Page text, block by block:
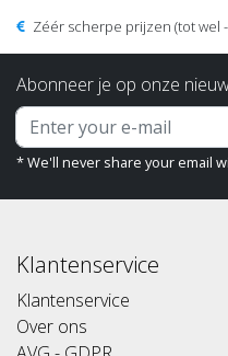
Zéér scherpe prijzen (tot wel
Abonneer je op onze
* We'll never share your email
Klantenservice
Klantenservice
Over ons